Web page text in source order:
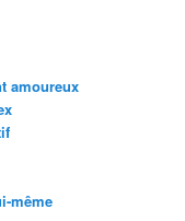
amoureux
même